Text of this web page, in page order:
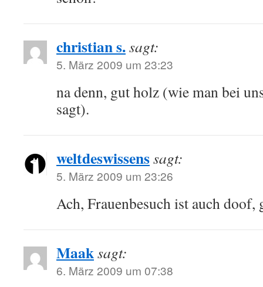
christian s.sagt:
5. März 2009 um 23:23
na denn, gut holz (wie man bei
sagt).
weltdeswissenssagt:
5. März 2009 um 23:26
Ach, Frauenbesuch ist auch doof,
Maaksagt:
6. März 2009 um 07:38